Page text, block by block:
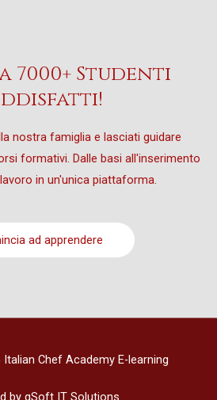
6 – C
6 – C
6 – C
– C
7000+ Studenti
nostra famiglia e lasciati guidare
formativi. Dalle basi all'inserimento
in un'unica piattaforma.
ad apprendere
Chef Academy E-learning
by gSoft IT Solutions